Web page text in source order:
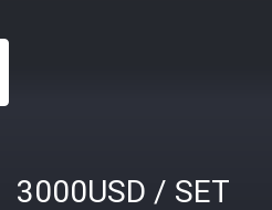
3000USD / SET